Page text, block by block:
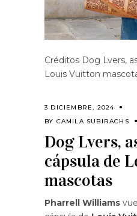
Créditos Dog Lvers,
Louis Vuitton
3 DICIEMBRE, 2024
BY CAMILA SUBIRACHS
Dog Lvers,
cápsula de
mascotas
Pharrell Williams